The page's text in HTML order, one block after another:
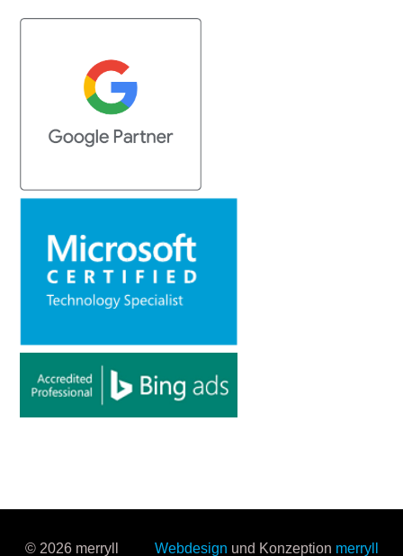
© 2026 merryll Webdesign und Konzeption merryll